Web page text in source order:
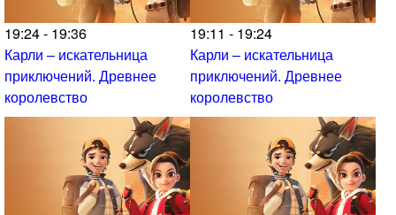
19:24 - 19:36
Карли – искательница
приключений. Древнее
королевство
19:11 - 19:24
Карли – искательница
приключений. Древнее
королевство